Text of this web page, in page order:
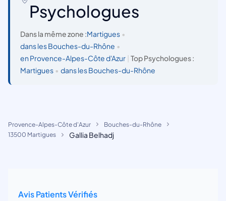
Psychologues
Dans la même zone :Martigues •
dans les Bouches-du-Rhône •
en Provence-Alpes-Côte d'Azur
Top Psychologues :
Martigues • dans les Bouches-du-Rhône
Provence-Alpes-Côte d'Azur
Bouches-du-Rhône
13500 Martigues
Gallia Belhadj
Avis Patients Vérifiés